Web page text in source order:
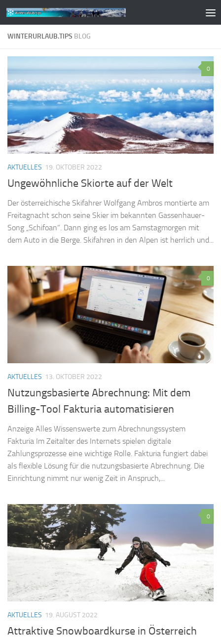
Zum Inhalt springen
WINTERURLAUB.TIPS BLOG
0
AKTUELLES 19. OKTOBER 2022
Ungewöhnliche Skiorte auf der Welt
Der österreichische Skifahrer Wolfgang Ambros montierte am
Freitagnacht schon seine Skier im bekannten Gassenhauer-
Song „Schifoan“. Dann ging es los am Samstagmorgen mit
dem Auto in die Berge. Skifahren in den Alpen ist herrlich und...
0
AKTUELLES 13. OKTOBER 2022
Nutzungsbasierte Abrechnung: Mit dem
Billing-Tool Fakturia automatisieren
Anzeige Alles Wissenswerte zum Abrechnungssystem
Fakturia Im Zeitalter des Internets spielen digitale
Zahlungsprozesse eine wichtige Rolle. Fakturia fungiert dabei
als flexible Lösung für die nutzungsbasierte Abrechnung. Die
Einrichtung nimmt nur wenig Zeit in Anspruch,...
0
AKTUELLES 19. AUGUST 2022
Attraktive Snowboardkurse in Österreich